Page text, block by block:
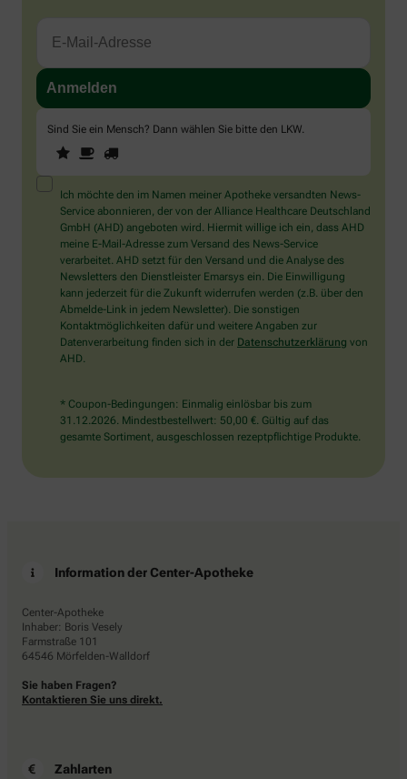
Sind Sie ein Mensch? Dann wählen Sie bitte den LKW.
Sind
Sie
ein
Mensch?
Dann
wählen
Sie
bitte
den
LKW.
1 2
Ich möchte den im Namen meiner Apotheke versandten News-
Service abonnieren, der von der Alliance Healthcare Deutschland
GmbH (AHD) angeboten wird. Hiermit willige ich ein, dass AHD
meine E-Mail-Adresse zum Versand des News-Service
verarbeitet. AHD setzt für den Versand und die Analyse des
Newsletters den Dienstleister Emarsys ein. Die Einwilligung
kann jederzeit für die Zukunft widerrufen werden (z.B. über den
Abmelde-Link in jedem Newsletter). Die sonstigen
Kontaktmöglichkeiten dafür und weitere Angaben zur
Datenverarbeitung finden sich in der Datenschutzerklärung von
AHD.
* Coupon-Bedingungen: Einmalig einlösbar bis zum
31.12.2026. Mindestbestellwert: 50,00 €. Gültig auf das
gesamte Sortiment, ausgeschlossen rezeptpflichtige Produkte.
Information der Center-Apotheke
Center-Apotheke
Inhaber: Boris Vesely
Farmstraße 101
64546 Mörfelden-Walldorf
Sie haben Fragen?
Kontaktieren Sie uns direkt.
Zahlarten